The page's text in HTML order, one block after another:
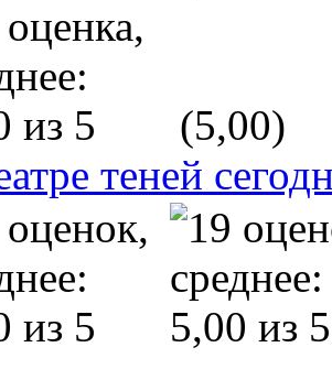
(5,00)
теней